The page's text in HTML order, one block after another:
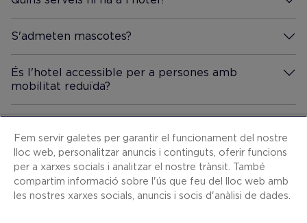
Més Informació
S'admeten mascotes?
Més Informació
És l'hotel accessible per a persones amb
mobilitat reduïda?
Més Informació
Fem servir galetes per garantir el funcionament del nostre
lloc web, personalitzar anuncis i continguts, oferir funcions
per a xarxes socials i analitzar el nostre trànsit. També
compartim informació sobre l'ús que feu del lloc web amb
les nostres xarxes socials, anuncis i socis d'anàlisi de dades.